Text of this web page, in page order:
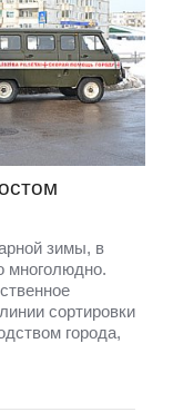
зимы, в
многолюдно.
сортировки
города,